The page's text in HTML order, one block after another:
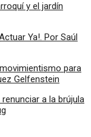
y el jardín
Ya!. Por Saúl
para
Gelfenstein
a la brújula